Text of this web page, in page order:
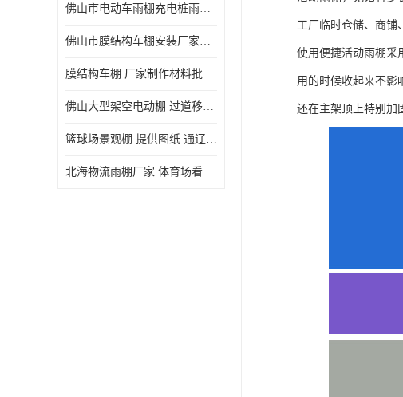
佛山市电动车雨棚充电桩雨棚小区电动车棚
佛山市膜结构车棚安装厂家发货安装
膜结构车棚 厂家制作材料批发安装一体式工厂
佛山大型架空电动棚 过道移动雨蓬 屋轨道悬空棚免费测量
篮球场景观棚 提供图纸 通辽膜结构厂家
北海物流雨棚厂家 体育场看台雨棚 价格优惠
工厂临时仓储、商铺
使用便捷活动雨棚采
用的时候收起来不影
还在主架顶上特别加